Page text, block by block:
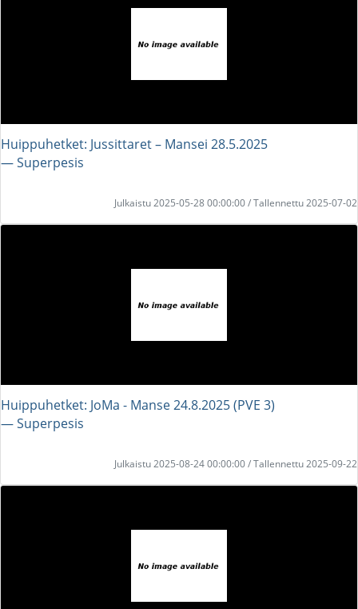
Huippuhetket: Jussittaret – Mansei 28.5.2025
― Superpesis
Julkaistu 2025-05-28 00:00:00 / Tallennettu 2025-07-02
Huippuhetket: JoMa - Manse 24.8.2025 (PVE 3)
― Superpesis
Julkaistu 2025-08-24 00:00:00 / Tallennettu 2025-09-22